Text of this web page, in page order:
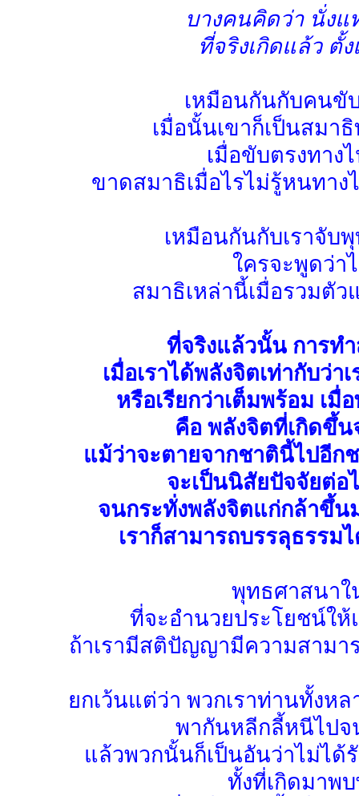
บางคนคิดว่า นั่ง
ที่จริงเกิดแล้ว ตั้
เหมือนกันกับคนขั
เมื่อนั้นเขาก็เป็นสมา
เมื่อขับตรงทาง
ขาดสมาธิเมื่อไรไม่รู้หนทา
เหมือนกันกับเราจั
ใครจะพูดว่า
สมาธิเหล่านี้เมื่อรวมตั
ที่จริงแล้วนั้น การท
เมื่อเราได้พลังจิตเท่ากับว่
หรือเรียกว่าเต็มพร้อม เ
คือ พลังจิตที่เกิดขึ้
แม้ว่าจะตายจากชาตินี้ไปอีก
จะเป็นนิสัยปัจจัยต่อ
จนกระทั่งพลังจิตแก่กล้าขึ้น
เราก็สามารถบรรลุธรรม
พุทธศาสนาใ
ที่จะอำนวยประโยชน์ให้
ถ้าเรามีสติปัญญามีความสามา
ยกเว้นแต่ว่า พวกเราท่านทั้งห
พากันหลีกลี้หนีไปจ
แล้วพวกนั้นก็เป็นอันว่าไม่ได้
ทั้งที่เกิดมาพ